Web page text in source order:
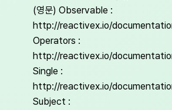
(영문) Observable :
http://reactivex.io/
Operators :
http://reactivex.io/
Single :
http://reactivex.io/
Subject :